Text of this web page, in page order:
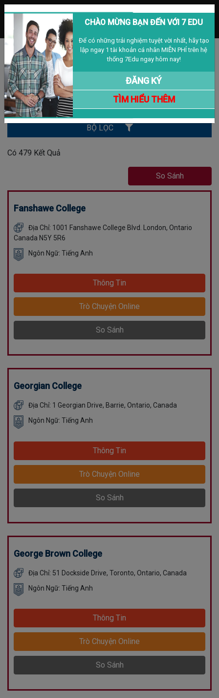
MENU
VIỆT NAM
Đăng nhập Đăng ký
TRƯỜNG HỌC
Tìm Kiếm
BỘ LỌC
Có 479 Kết Quả
So Sánh
Fanshawe College
Địa Chỉ: 1001 Fanshawe College Blvd. London, Ontario
Canada N5Y 5R6
Ngôn Ngữ: Tiếng Anh
Thông Tin
Trò Chuyện Online
So Sánh
Georgian College
Địa Chỉ: 1 Georgian Drive, Barrie, Ontario, Canada
Ngôn Ngữ: Tiếng Anh
Thông Tin
Trò Chuyện Online
So Sánh
George Brown College
Địa Chỉ: 51 Dockside Drive, Toronto, Ontario, Canada
Ngôn Ngữ: Tiếng Anh
Thông Tin
Trò Chuyện Online
So Sánh
CHÀO MỪNG BẠN ĐẾN VỚI 7 EDU
Để có những trải nghiệm tuyệt vời nhất, hãy tạo
lập ngay 1 tài khoản cá nhân MIỄN PHÍ trên hệ
thống 7Edu ngay hôm nay!
ĐĂNG KÝ
TÌM HIỂU THÊM